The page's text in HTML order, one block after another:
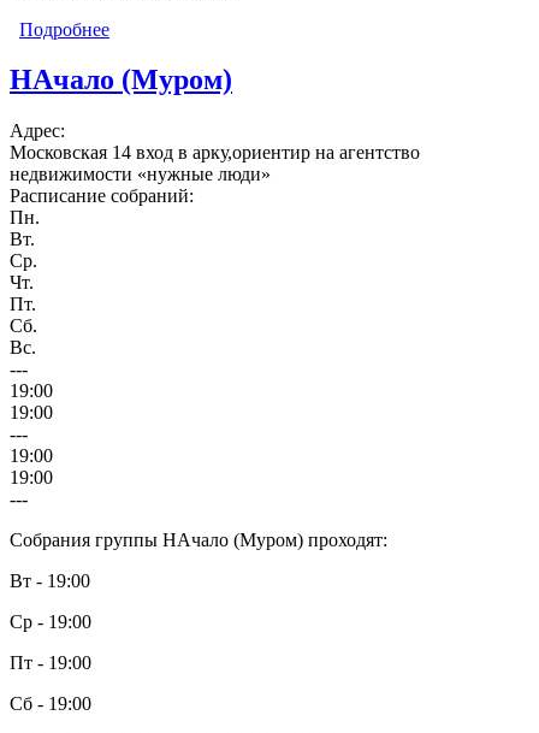
Подробнее
НАчало (Муром)
Адрес:
Московская 14 вход в арку,ориентир на агентство
недвижимости «нужные люди»
Расписание собраний:
Пн.
Вт.
Ср.
Чт.
Пт.
Сб.
Вс.
---
19:00
19:00
---
19:00
19:00
---
Собрания группы НАчало (Муром) проходят:
Вт - 19:00
Ср - 19:00
Пт - 19:00
Сб - 19:00